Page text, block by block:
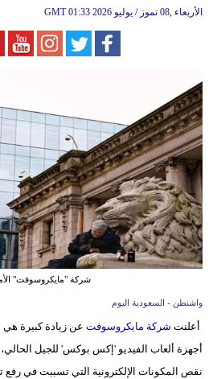
GMT 01:33 2026 الأربعاء ,08 تموز / يوليو
شركة "مايكروسوفت"
واشنطن - السعودية اليوم
أعلنت شركة مايكروسوفت عن زيادة كبيرة هي
أجهزة ألعاب الفيديو 'إكس بوكس' للجيل
نقص المكونات الإلكترونية التي تسببت في رفع